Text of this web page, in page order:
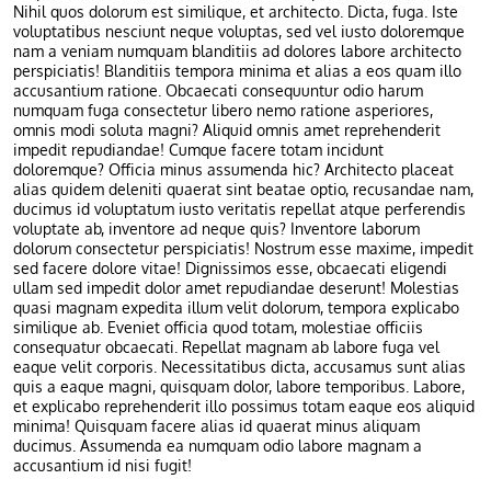
Nihil quos dolorum est similique, et architecto. Dicta, fuga. Iste
voluptatibus nesciunt neque voluptas, sed vel iusto doloremque
nam a veniam numquam blanditiis ad dolores labore architecto
perspiciatis! Blanditiis tempora minima et alias a eos quam illo
accusantium ratione. Obcaecati consequuntur odio harum
numquam fuga consectetur libero nemo ratione asperiores,
omnis modi soluta magni? Aliquid omnis amet reprehenderit
impedit repudiandae! Cumque facere totam incidunt
doloremque? Officia minus assumenda hic? Architecto placeat
alias quidem deleniti quaerat sint beatae optio, recusandae nam,
ducimus id voluptatum iusto veritatis repellat atque perferendis
voluptate ab, inventore ad neque quis? Inventore laborum
dolorum consectetur perspiciatis! Nostrum esse maxime, impedit
sed facere dolore vitae! Dignissimos esse, obcaecati eligendi
ullam sed impedit dolor amet repudiandae deserunt! Molestias
quasi magnam expedita illum velit dolorum, tempora explicabo
similique ab. Eveniet officia quod totam, molestiae officiis
consequatur obcaecati. Repellat magnam ab labore fuga vel
eaque velit corporis. Necessitatibus dicta, accusamus sunt alias
quis a eaque magni, quisquam dolor, labore temporibus. Labore,
et explicabo reprehenderit illo possimus totam eaque eos aliquid
minima! Quisquam facere alias id quaerat minus aliquam
ducimus. Assumenda ea numquam odio labore magnam a
accusantium id nisi fugit!